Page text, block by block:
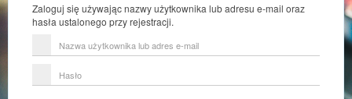
Zaloguj się używając nazwy użytkownika lub adresu e-mail oraz
hasła ustalonego przy rejestracji.
użytkownika
e-